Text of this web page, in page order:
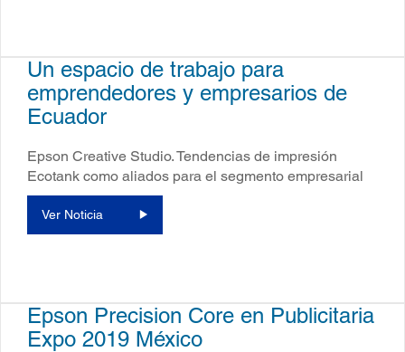
Un espacio de trabajo para
emprendedores y empresarios de
Ecuador
Epson Creative Studio. Tendencias de impresión
Ecotank como aliados para el segmento empresarial
Ver Noticia
Epson Precision Core en Publicitaria
Expo 2019 México